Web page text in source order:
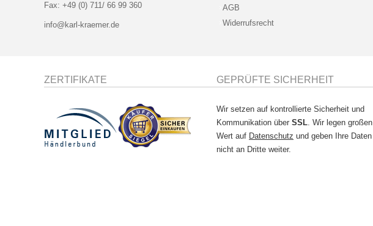
Fax: +49 (0) 711/ 66 99 360
info@karl-kraemer.de
AGB
Widerrufsrecht
ZERTIFIKATE GEPRÜFTE SICHERHEIT
Wir setzen auf kontrollierte Sicherheit und
Kommunikation über SSL. Wir legen großen
Wert auf Datenschutz und geben Ihre Daten
nicht an Dritte weiter.